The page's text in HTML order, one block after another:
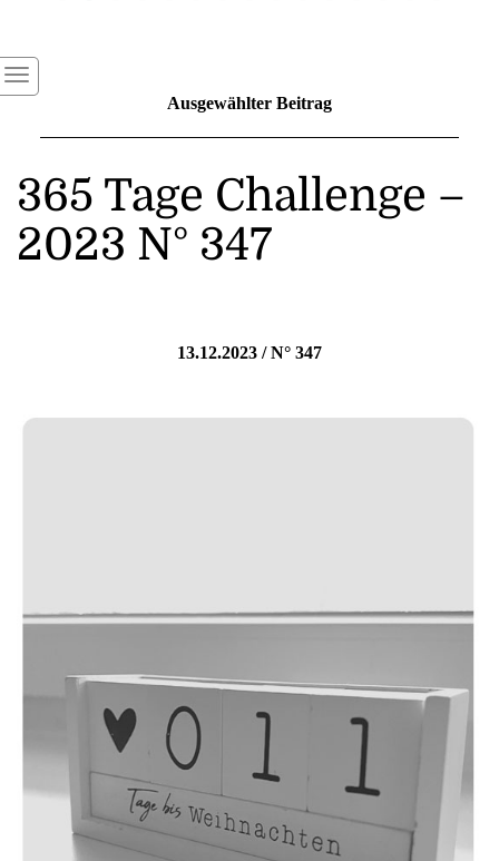
Ausgewählter Beitrag
365 Tage Challenge –
2023 N° 347
13.12.2023 / N° 347